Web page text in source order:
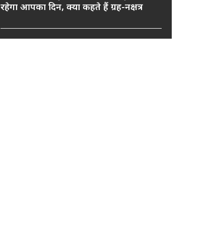
रहेगा आपका दिन, क्या कहते हैं ग्रह-नक्षत्र